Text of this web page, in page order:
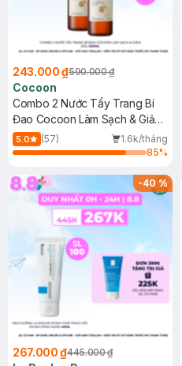
243.000 ₫590.000 ₫
Cocoon
Combo 2 Nước Tẩy Trang Bí
Đao Cocoon Làm Sạch & Giảm
Dầu 500ml
5.0 (57)
1.6k/tháng
85%
-40%
267.000 ₫445.000 ₫